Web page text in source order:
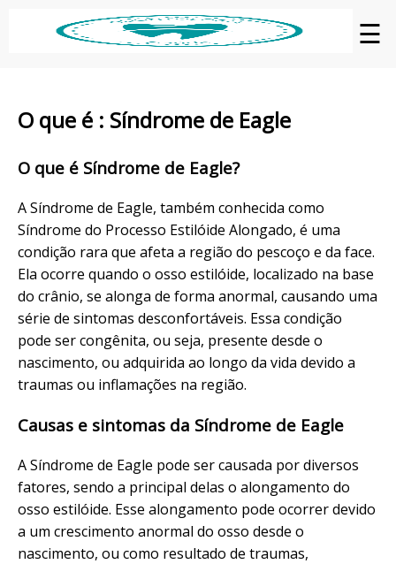
☰
O que é : Síndrome de Eagle
O que é Síndrome de Eagle?
A Síndrome de Eagle, também conhecida como
Síndrome do Processo Estilóide Alongado, é uma
condição rara que afeta a região do pescoço e da face.
Ela ocorre quando o osso estilóide, localizado na base
do crânio, se alonga de forma anormal, causando uma
série de sintomas desconfortáveis. Essa condição
pode ser congênita, ou seja, presente desde o
nascimento, ou adquirida ao longo da vida devido a
traumas ou inflamações na região.
Causas e sintomas da Síndrome de Eagle
A Síndrome de Eagle pode ser causada por diversos
fatores, sendo a principal delas o alongamento do
osso estilóide. Esse alongamento pode ocorrer devido
a um crescimento anormal do osso desde o
nascimento, ou como resultado de traumas,